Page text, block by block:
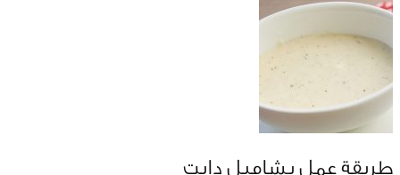
طريقة عمل بشاميل دايت